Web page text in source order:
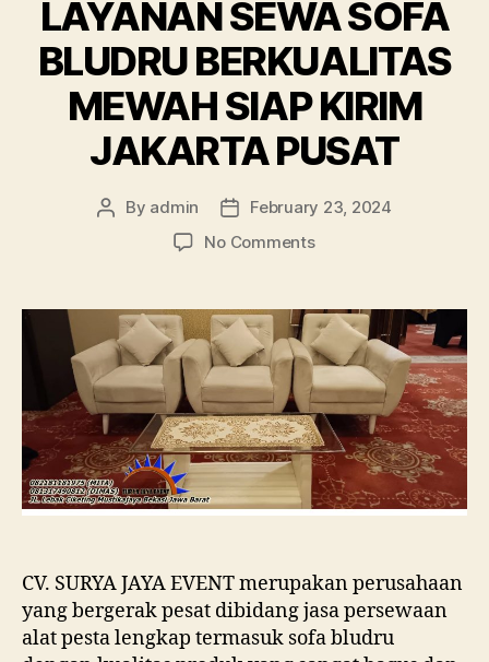
LAYANAN SEWA SOFA
BLUDRU BERKUALITAS
MEWAH SIAP KIRIM
JAKARTA PUSAT
Post
By admin
Post
date
February 23, 2024
No Commentson
SOFA
BLUDRU
BERKUALITAS
MEWAH
SIAP
KIRIM
JAKARTA
PUSAT
CV. SURYA JAYA EVENT merupakan perusahaan
yang bergerak pesat dibidang jasa persewaan
alat pesta lengkap termasuk sofa bludru